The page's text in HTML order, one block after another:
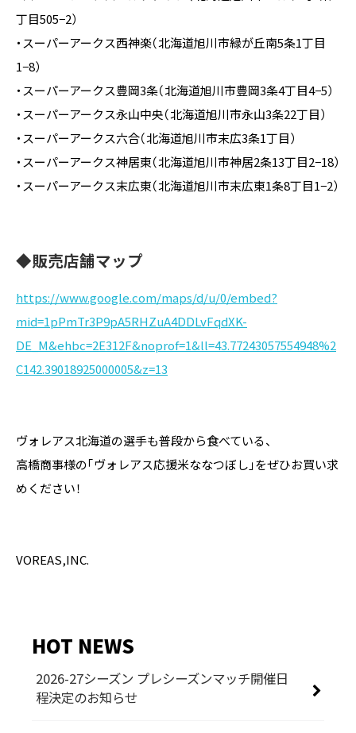
丁目505−2）
・スーパーアークス西神楽（北海道旭川市緑が丘南5条1丁目
1−8）
・スーパーアークス豊岡3条（北海道旭川市豊岡3条4丁目4−5）
・スーパーアークス永山中央（北海道旭川市永山3条22丁目）
・スーパーアークス六合（北海道旭川市末広3条1丁目）
・スーパーアークス神居東（北海道旭川市神居2条13丁目2−18）
・スーパーアークス末広東（北海道旭川市末広東1条8丁目1−2）
◆販売店舗マップ
https://www.google.com/maps/d/u/0/embed?
mid=1pPmTr3P9pA5RHZuA4DDLvFqdXK-
DE_M&ehbc=2E312F&noprof=1&ll=43.77243057554948%2
C142.39018925000005&z=13
ヴォレアス北海道の選手も普段から食べている、
高橋商事様の「ヴォレアス応援米ななつぼし」をぜひお買い求
めください！
VOREAS,INC.
HOT NEWS
2026-27シーズン プレシーズンマッチ開催日
程決定のお知らせ